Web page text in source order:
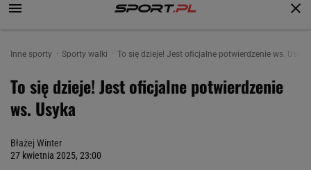
Inne sporty Sporty walki To się dzieje! Jest oficjalne potwierdzenie ws. Usyka
To się dzieje! Jest oficjalne potwierdzenie
ws. Usyka
Błażej Winter
27 kwietnia 2025, 23:00